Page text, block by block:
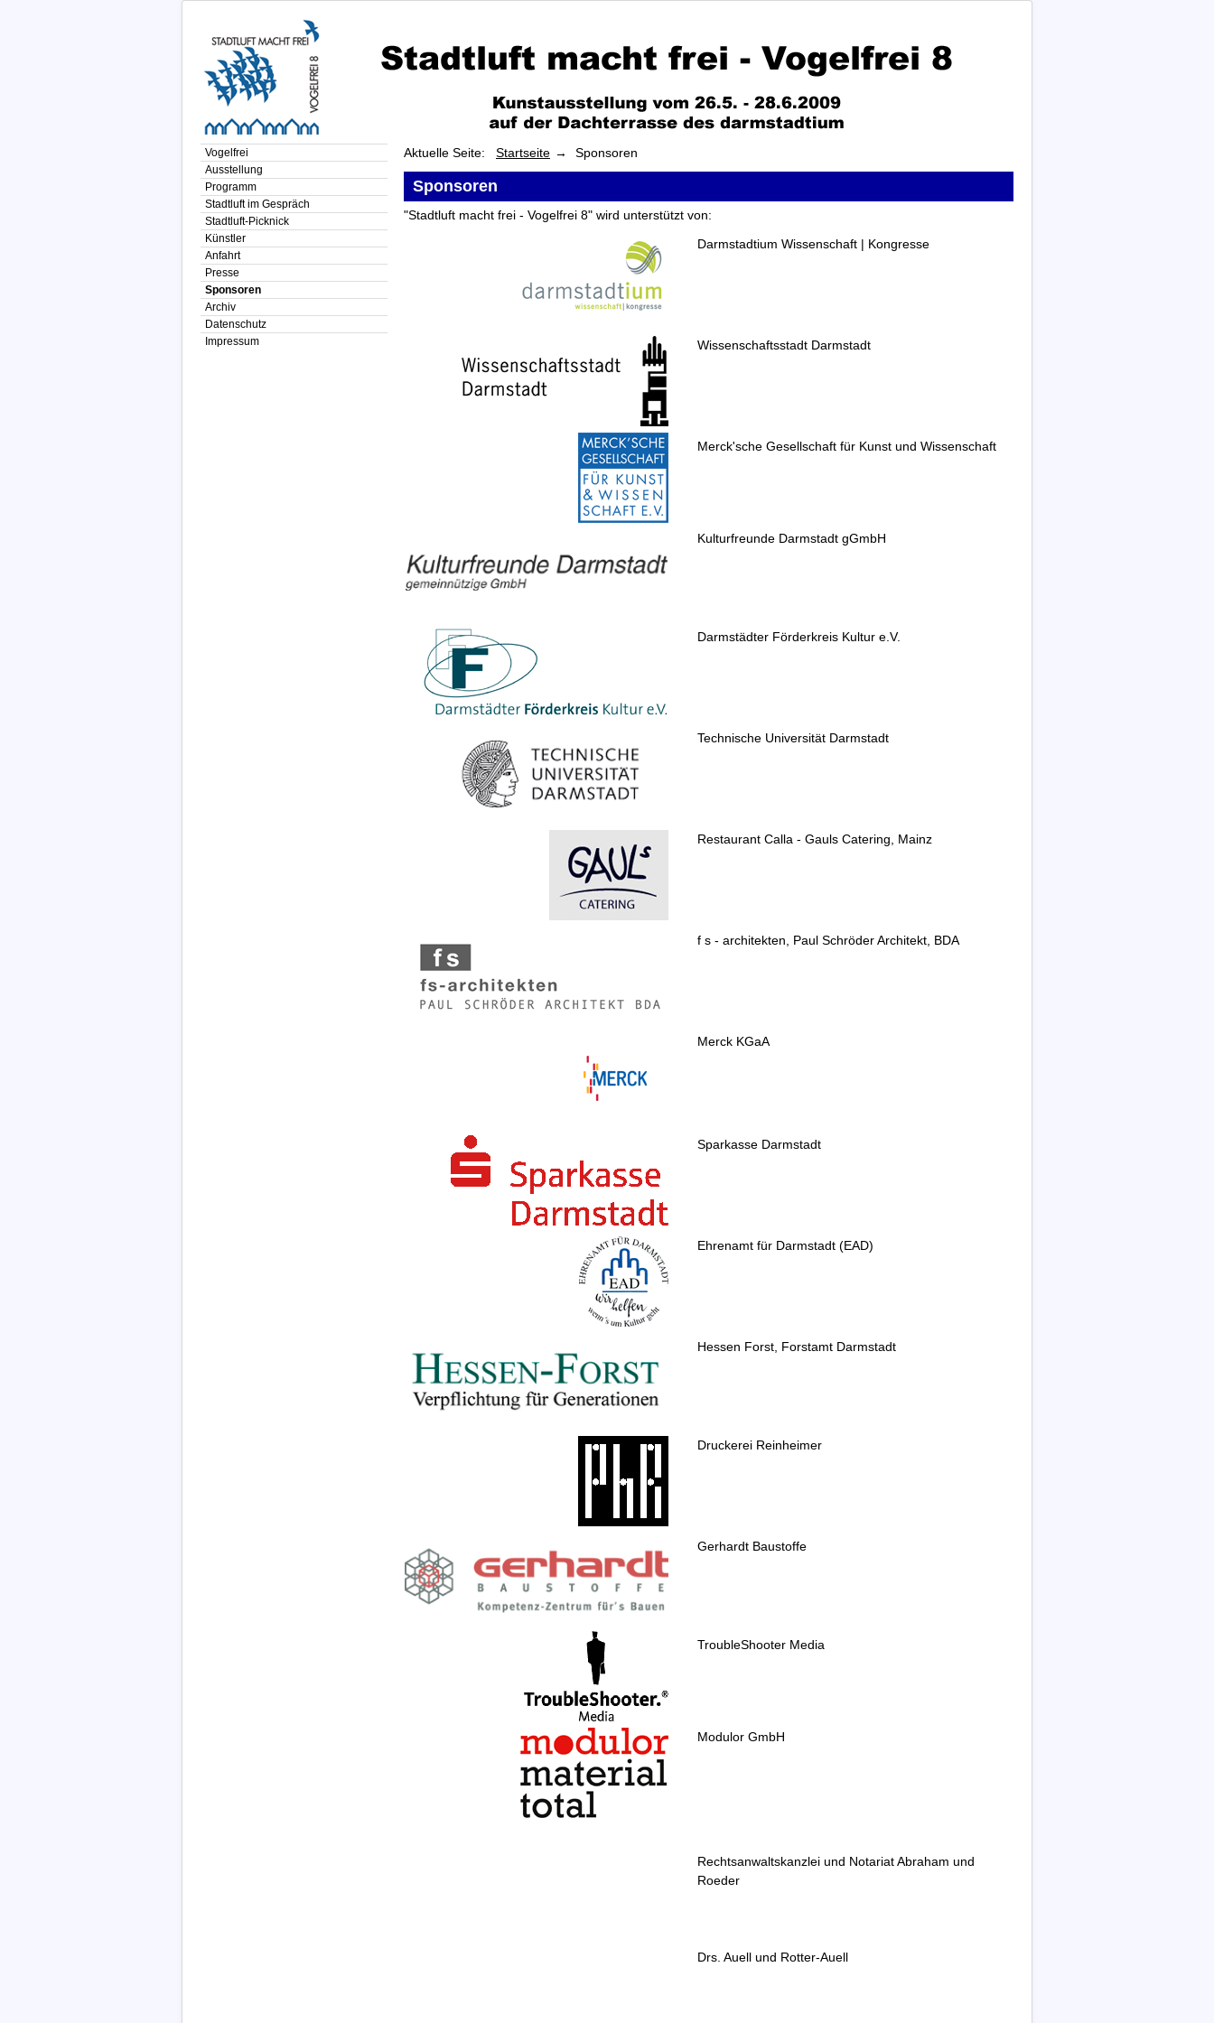
Vogelfrei
Ausstellung
Programm
Stadtluft im Gespräch
Stadtluft-Picknick
Künstler
Anfahrt
Presse
Sponsoren
Archiv
Datenschutz
Impressum
Aktuelle Seite: Startseite Sponsoren
Sponsoren
"Stadtluft macht frei - Vogelfrei 8" wird unterstützt von:
Darmstadtium Wissenschaft | Kongresse
Wissenschaftsstadt Darmstadt
Merck'sche Gesellschaft für Kunst und Wissenschaft
Kulturfreunde Darmstadt gGmbH
Darmstädter Förderkreis Kultur e.V.
Technische Universität Darmstadt
Restaurant Calla - Gauls Catering, Mainz
f s - architekten, Paul Schröder Architekt, BDA
Merck KGaA
Sparkasse Darmstadt
Ehrenamt für Darmstadt (EAD)
Hessen Forst, Forstamt Darmstadt
Druckerei Reinheimer
Gerhardt Baustoffe
TroubleShooter Media
Modulor GmbH
Rechtsanwaltskanzlei und Notariat Abraham und
Roeder
Drs. Auell und Rotter-Auell